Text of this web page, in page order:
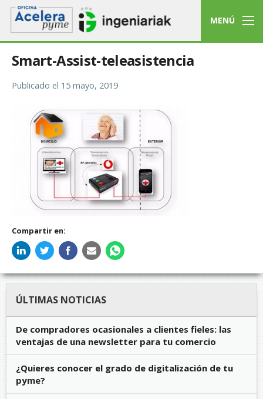
MENÚ
Smart-Assist-teleasistencia
Publicado el 15 mayo, 2019
Compartir en:
ÚLTIMAS NOTICIAS
De compradores ocasionales a clientes fieles: las
ventajas de una newsletter para tu comercio
¿Quieres conocer el grado de digitalización de tu
pyme?